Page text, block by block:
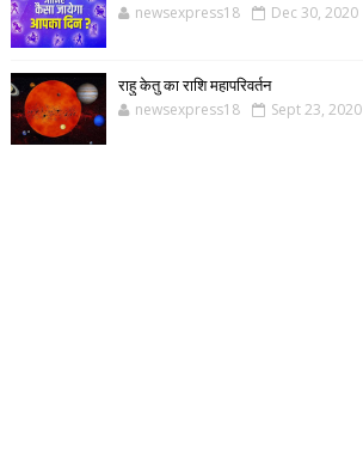
newsexpress18 Dec 30, 2020
राहु केतु का राशि महापरिवर्तन
newsexpress18 Sept 23, 2020